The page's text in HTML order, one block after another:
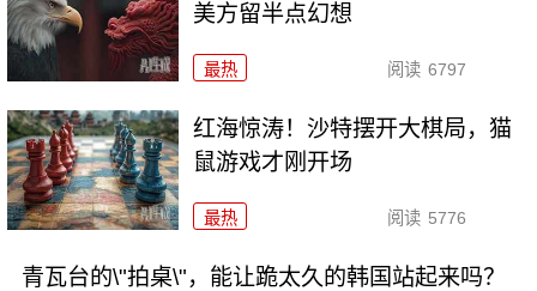
美方留半点幻想
最热 阅读 6797
红海惊涛！沙特摆开大棋局，猫
鼠游戏才刚开场
最热 阅读 5776
青瓦台的\"拍桌\"，能让跪太久的韩国站起来吗？